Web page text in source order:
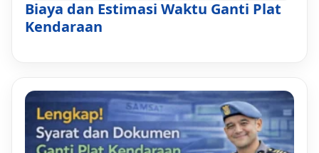
Biaya dan Estimasi Waktu Ganti Plat
Kendaraan